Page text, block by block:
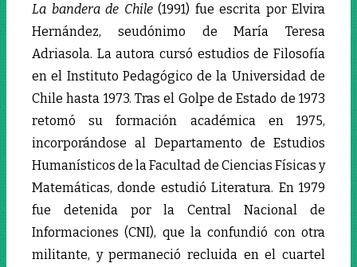
La bandera de Chile(1991) fue escrita por Elvira
Hernández, seudónimo de María Teresa
Adriasola. La autora cursó estudios de Filosofía
en el Instituto Pedagógico de la Universidad de
Chile hasta 1973. Tras el Golpe de Estado de 1973
retomó su formación académica en 1975,
incorporándose al Departamento de Estudios
Humanísticos de la Facultad de Ciencias Físicas y
Matemáticas, donde estudió Literatura. En 1979
fue detenida por la Central Nacional de
Informaciones (CNI), que la confundió con otra
militante, y permaneció recluida en el cuartel